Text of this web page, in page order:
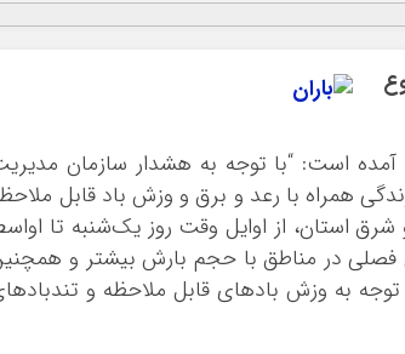
آمده است: “با توجه به هشدار سازمان
همراه با رعد و برق و وزش باد قابل
استان، از اوایل وقت روز یک‌شنبه تا
فصلی در مناطق با حجم بارش بیشتر و
به وزش بادهای قابل ملاحظه و